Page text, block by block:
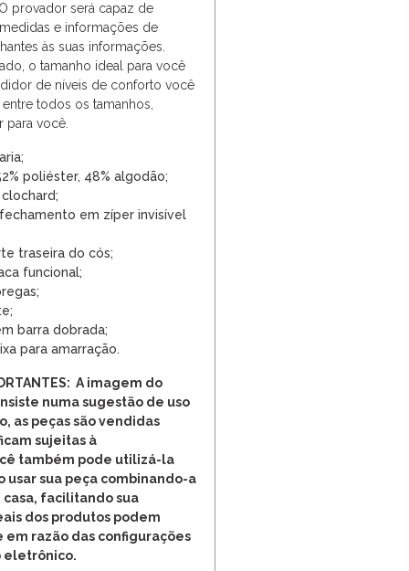
provador será capaz de
e informações de
às suas informações.
o tamanho ideal para você
de níveis de conforto você
todos os tamanhos,
você.
poliéster, 48% algodão;
em zíper invisível
traseira do cós;
funcional;
barra dobrada;
para amarração.
A imagem do
numa sugestão de uso
as peças são vendidas
sujeitas à
também pode utilizá-la
usar sua peça combinando-a
casa, facilitando sua
dos produtos podem
razão das configurações
eletrônico.